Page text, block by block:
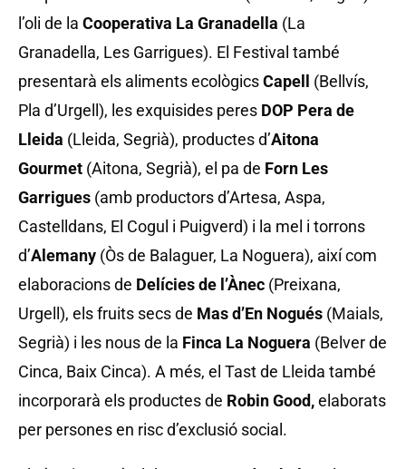
l’oli de la Cooperativa La Granadella (La
Granadella, Les Garrigues). El Festival també
presentarà els aliments ecològicsCapell (Bellvís,
Pla d’Urgell), les exquisides peres DOP Pera de
Lleida (Lleida, Segrià), productes d’Aitona
Gourmet (Aitona, Segrià), el pa de Forn Les
Garrigues (amb productors d’Artesa, Aspa,
Castelldans, El Cogul i Puigverd) i la mel i torrons
d’Alemany (Òs de Balaguer, La Noguera), així com
elaboracions de Delícies de l’Ànec (Preixana,
Urgell), els fruits secs de Mas d’En Nogués (Maials,
Segrià) i les nous de la Finca La Noguera (Belver de
Cinca, Baix Cinca). A més, el Tast de Lleida també
incorporarà els productes de Robin Good,elaborats
per persones en risc d’exclusió social.